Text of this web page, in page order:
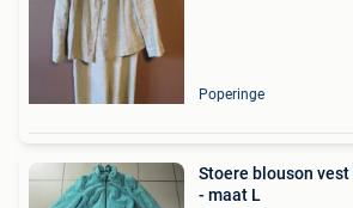
Poperinge
Stoere blouson vest
- maat L